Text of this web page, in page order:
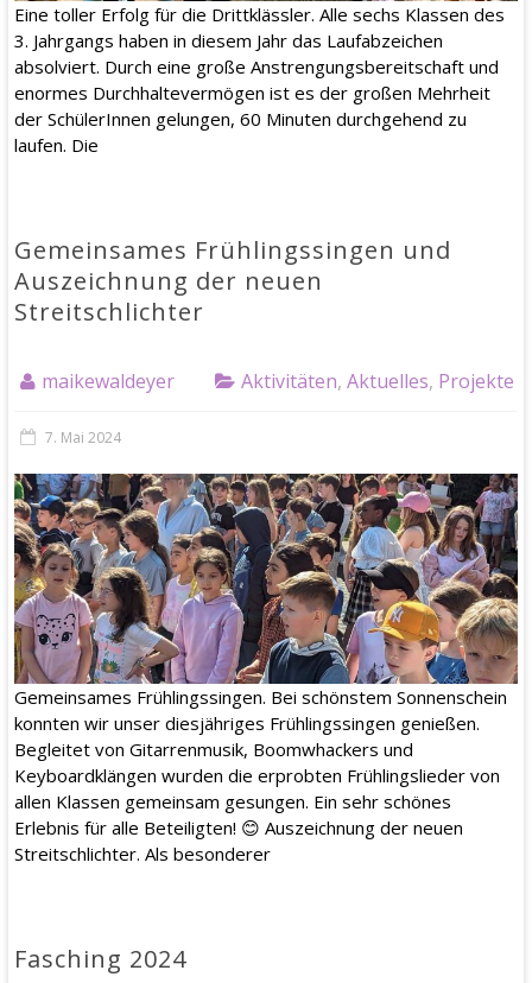
Eine toller Erfolg für die Drittklässler. Alle sechs Klassen des
3. Jahrgangs haben in diesem Jahr das Laufabzeichen
absolviert. Durch eine große Anstrengungsbereitschaft und
enormes Durchhaltevermögen ist es der großen Mehrheit
der SchülerInnen gelungen, 60 Minuten durchgehend zu
laufen. Die
Gemeinsames Frühlingssingen und
Auszeichnung der neuen
Streitschlichter
maikewaldeyer Aktivitäten, Aktuelles, Projekte
7. Mai 2024
Gemeinsames Frühlingssingen. Bei schönstem Sonnenschein
konnten wir unser diesjähriges Frühlingssingen genießen.
Begleitet von Gitarrenmusik, Boomwhackers und
Keyboardklängen wurden die erprobten Frühlingslieder von
allen Klassen gemeinsam gesungen. Ein sehr schönes
Erlebnis für alle Beteiligten! 😊 Auszeichnung der neuen
Streitschlichter. Als besonderer
Fasching 2024